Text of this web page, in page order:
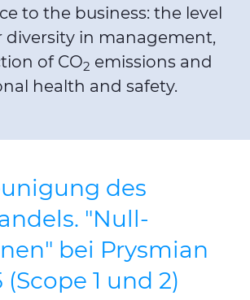
to the business: the level
diversity in management,
of CO2 emissions and
health and safety.
des
"Null-
bei Prysmian
(Scope 1 und 2)